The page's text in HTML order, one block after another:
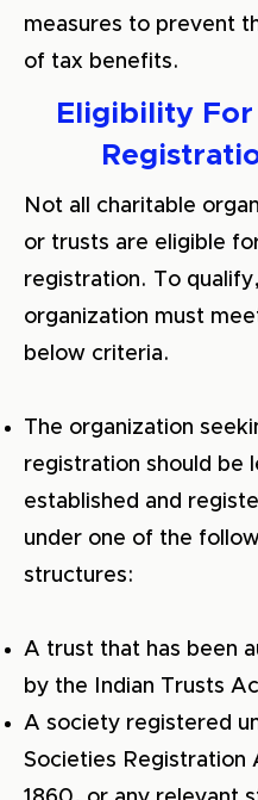
measures to prevent
of tax benefits.
Eligibility For
Not all charitable
or trusts are eligible
registration. To
organization must
below criteria.
The organization
registration should be
established and
under one of the
structures:
A trust that has been
by the Indian Trusts
A society registered
Societies Registration